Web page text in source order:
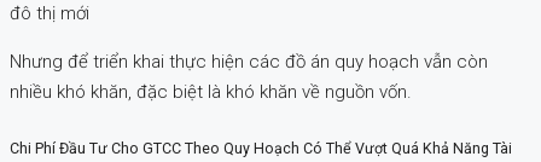
đô thị mới
Nhưng để triển khai thực hiện các đồ án quy hoạch vẫn còn
nhiều khó khăn, đặc biệt là khó khăn về nguồn vốn.
Chi Phí Đầu Tư Cho GTCC Theo Quy Hoạch Có Thể Vượt Quá Khả Năng Tài